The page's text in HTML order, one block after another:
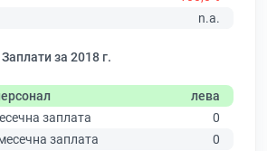
n.a.
за 2018 г.
лева
заплата
0
заплата
0